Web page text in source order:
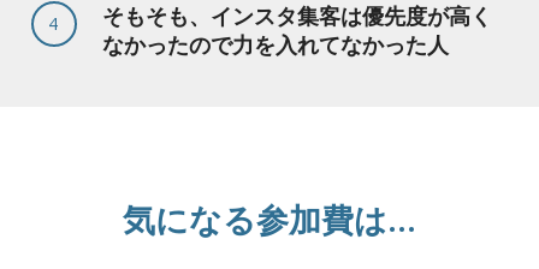
4
そもそも、インスタ集客は優先度が高く
なかったので力を入れてなかった人
気になる参加費は...